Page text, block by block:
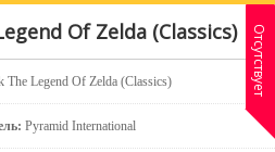
Of Zelda (Classics)
The Legend Of Zelda (Classics)
Pyramid International
Отсутствует